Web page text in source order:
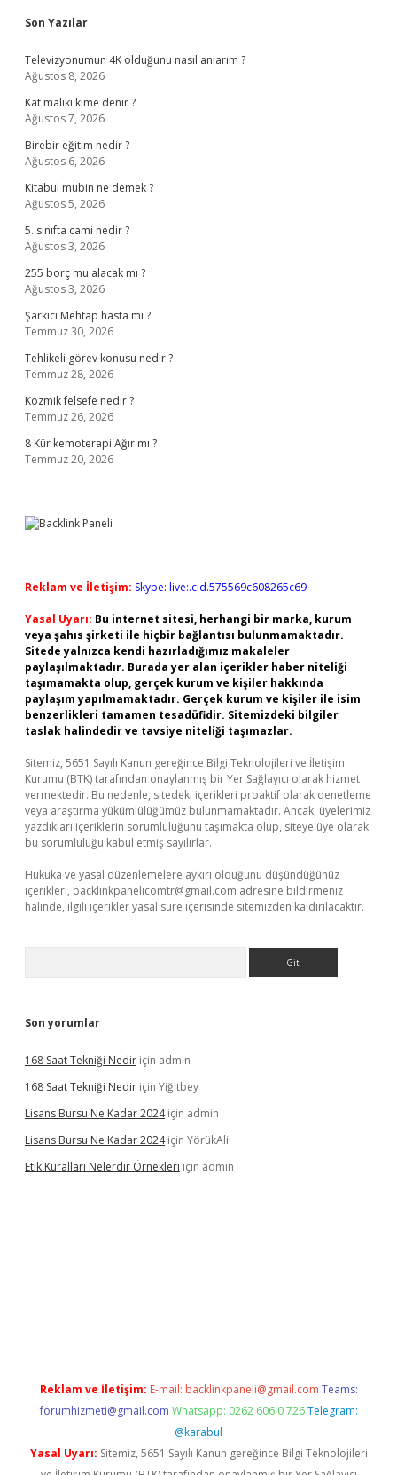
Sidebar
Son Yazılar
Televizyonumun 4K olduğunu nasıl anlarım ?
Ağustos 8, 2026
Kat maliki kime denir ?
Ağustos 7, 2026
Birebir eğitim nedir ?
Ağustos 6, 2026
Kitabul mubin ne demek ?
Ağustos 5, 2026
5. sınıfta cami nedir ?
Ağustos 3, 2026
255 borç mu alacak mı ?
Ağustos 3, 2026
Şarkıcı Mehtap hasta mı ?
Temmuz 30, 2026
Tehlikeli görev konusu nedir ?
Temmuz 28, 2026
Kozmik felsefe nedir ?
Temmuz 26, 2026
8 Kür kemoterapi Ağır mı ?
Temmuz 20, 2026
Reklam ve İletişim: Skype: live:.cid.575569c608265c69
Yasal Uyarı: Bu internet sitesi, herhangi bir marka, kurum
veya şahıs şirketi ile hiçbir bağlantısı bulunmamaktadır.
Sitede yalnızca kendi hazırladığımız makaleler
paylaşılmaktadır. Burada yer alan içerikler haber niteliği
taşımamakta olup, gerçek kurum ve kişiler hakkında
paylaşım yapılmamaktadır. Gerçek kurum ve kişiler ile isim
benzerlikleri tamamen tesadüfidir. Sitemizdeki bilgiler
taslak halindedir ve tavsiye niteliği taşımazlar.
Sitemiz, 5651 Sayılı Kanun gereğince Bilgi Teknolojileri ve İletişim
Kurumu (BTK) tarafından onaylanmış bir Yer Sağlayıcı olarak hizmet
vermektedir. Bu nedenle, sitedeki içerikleri proaktif olarak denetleme
veya araştırma yükümlülüğümüz bulunmamaktadır. Ancak, üyelerimiz
yazdıkları içeriklerin sorumluluğunu taşımakta olup, siteye üye olarak
bu sorumluluğu kabul etmiş sayılırlar.
Hukuka ve yasal düzenlemelere aykırı olduğunu düşündüğünüz
içerikleri, backlinkpanelicomtr@gmail.com adresine bildirmeniz
halinde, ilgili içerikler yasal süre içerisinde sitemizden kaldırılacaktır.
Son yorumlar
168 Saat Tekniği Nedir için admin
168 Saat Tekniği Nedir için Yiğitbey
Lisans Bursu Ne Kadar 2024için admin
Lisans Bursu Ne Kadar 2024için YörükAli
Etik Kuralları Nelerdir Örnekleri için admin
Reklam ve İletişim: E-mail: backlinkpaneli@gmail.com Teams:
forumhizmeti@gmail.com Whatsapp: 0262 606 0 726 Telegram:
@karabul
Yasal Uyarı: Sitemiz, 5651 Sayılı Kanun gereğince Bilgi Teknolojileri